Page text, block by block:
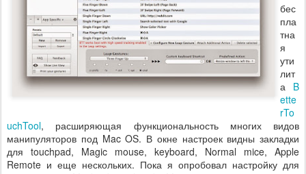
бес
пла
тна
я
ути
лит
а B
ette
rTo
uchTool, расширяющая функциональность многих видов
манипуляторов под Mac OS. В окне настроек видны закладки
для touchpad, Magic mouse, keyboard, Normal mice, Apple
Remote и еще нескольких. Пока я опробовал настройку для